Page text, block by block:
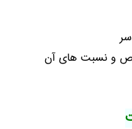
و نسبت های آن